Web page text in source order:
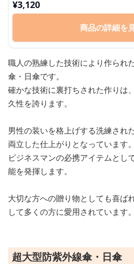
¥3,120
商品の詳細を
職人の熟練した技術により作られ
傘・日傘です。
確かな技術に裏打ちされた作りは
久性を誇ります。
男性の装いを格上げする洗練され
両立した仕上がりとなっています。
ビジネスマンの必携アイテムとし
能を発揮します。
大切な方への贈り物としても喜ば
して多くの方に愛用されています。
超大型防紫外線傘・日傘